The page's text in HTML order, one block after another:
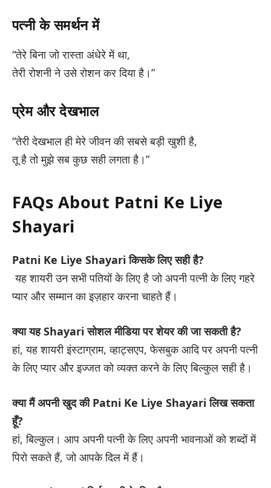
पत्नी के समर्थन में
“तेरे बिना जो रास्ता अंधेरे में था,
तेरी रोशनी ने उसे रोशन कर दिया है।”
प्रेम और देखभाल
“तेरी देखभाल ही मेरे जीवन की सबसे बड़ी खुशी है,
तू है तो मुझे सब कुछ सही लगता है।”
FAQs About Patni Ke Liye
Shayari
Patni Ke Liye Shayari किसके लिए सही है?
यह शायरी उन सभी पतियों के लिए है जो अपनी पत्नी के लिए गहरे
प्यार और सम्मान का इज़हार करना चाहते हैं।
क्या यह Shayari सोशल मीडिया पर शेयर की जा सकती है?
हां, यह शायरी इंस्टाग्राम, व्हाट्सएप, फेसबुक आदि पर अपनी पत्नी
के लिए प्यार और इज्जत को व्यक्त करने के लिए बिल्कुल सही है।
क्या मैं अपनी खुद की Patni Ke Liye Shayari लिख सकता
हूँ?
हां, बिल्कुल। आप अपनी पत्नी के लिए अपनी भावनाओं को शब्दों में
पिरो सकते हैं, जो आपके दिल में हैं।